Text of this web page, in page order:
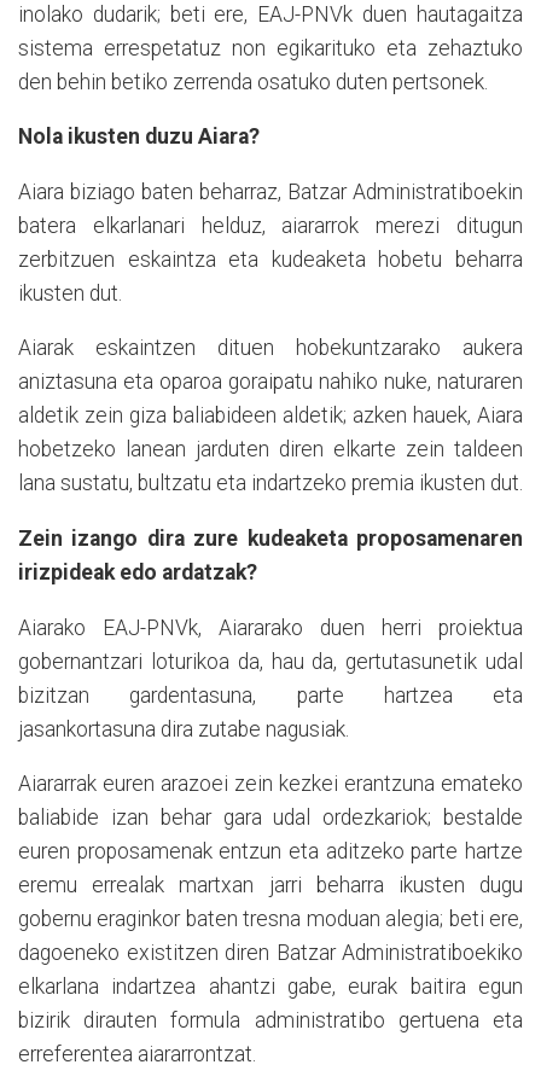
inolako dudarik; beti ere, EAJ-PNVk duen hautagaitza
sistema errespetatuz non egikarituko eta zehaztuko
den behin betiko zerrenda osatuko duten pertsonek.
Nola ikusten duzu Aiara?
Aiara biziago baten beharraz, Batzar Administratiboekin
batera elkarlanari helduz, aiararrok merezi ditugun
zerbitzuen eskaintza eta kudeaketa hobetu beharra
ikusten dut.
Aiarak eskaintzen dituen hobekuntzarako aukera
aniztasuna eta oparoa goraipatu nahiko nuke, naturaren
aldetik zein giza baliabideen aldetik; azken hauek, Aiara
hobetzeko lanean jarduten diren elkarte zein taldeen
lana sustatu, bultzatu eta indartzeko premia ikusten dut.
Zein izango dira zure kudeaketa proposamenaren
irizpideak edo ardatzak?
Aiarako EAJ-PNVk, Aiararako duen herri proiektua
gobernantzari loturikoa da, hau da, gertutasunetik udal
bizitzan gardentasuna, parte hartzea eta
jasankortasuna dira zutabe nagusiak.
Aiararrak euren arazoei zein kezkei erantzuna emateko
baliabide izan behar gara udal ordezkariok; bestalde
euren proposamenak entzun eta aditzeko parte hartze
eremu errealak martxan jarri beharra ikusten dugu
gobernu eraginkor baten tresna moduan alegia; beti ere,
dagoeneko existitzen diren Batzar Administratiboekiko
elkarlana indartzea ahantzi gabe, eurak baitira egun
bizirik dirauten formula administratibo gertuena eta
erreferentea aiararrontzat.